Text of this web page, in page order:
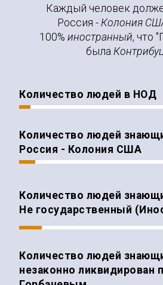
Каждый человек
Россия - Колония
100% иностранный, что
была
Количество людей в НОД
Количество людей
Россия - Колония США
Количество людей
Не государственный
Количество людей
незаконно ликвидирован